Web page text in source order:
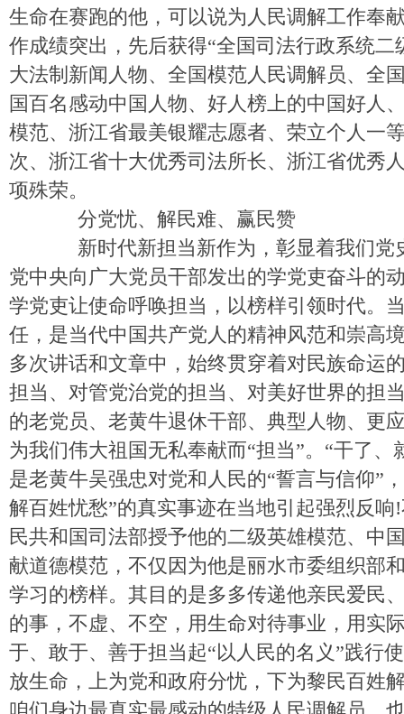
生命在赛跑的他，可以说为人民调解工作奉
作成绩突出，先后获得“全国司法行政系统二
大法制新闻人物、全国模范人民调解员、全
国百名感动中国人物、好人榜上的中国好人
模范、浙江省最美银耀志愿者、荣立个人一
次、浙江省十大优秀司法所长、浙江省优秀
项殊荣。
分党忧、解民难、赢民赞
新时代新担当新作为，彰显着我们党
党中央向广大党员干部发出的学党吏奋斗的
学党吏让使命呼唤担当，以榜样引领时代。
任，是当代中国共产党人的精神风范和崇高
多次讲话和文章中，始终贯穿着对民族命运
担当、对管党治党的担当、对美好世界的担
的老党员、老黄牛退休干部、典型人物、更
为我们伟大祖国无私奉献而“担当”。“干了、
是老黄牛吴强忠对党和人民的“誓言与信仰”
解百姓忧愁”的真实事迹在当地引起强烈反
民共和国司法部授予他的二级英雄模范、中
献道德模范，不仅因为他是丽水市委组织部
学习的榜样。其目的是多多传递他亲民爱民
的事，不虚、不空，用生命对待事业，用实
于、敢于、善于担当起“以人民的名义”践行
放生命，上为党和政府分忧，下为黎民百姓